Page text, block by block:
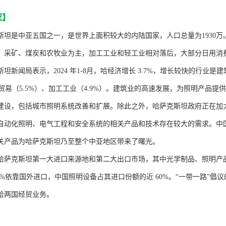
】
坦是中亚五国之一，是世界上面积较大的内陆国家，人口总量为1930
采矿、煤炭和农牧业为主，加工工业和轻工业相对落后，大部分日用消
坦新闻局表示， 2024 年1-8月，哈经济增长 3.7%，增长较快的行业是
易（5.5%）、加工工业（4.9%）。建筑业的高速发展，为照明产品提
设，包括城市照明系统改善和扩展。除此之外，哈萨克斯坦政府正在
动化照明、电气工程和安全系统的相关产品和技术存在较大的需求。
产品为哈萨克斯坦乃至整个中亚地区带来了曙光。
萨克斯坦第一大进口来源地和第二大出口市场，其中光学制品、照明
依靠国外进口，中国照明设备占其进口份额的近 60%。“一带一路”倡
两国经贸业务。